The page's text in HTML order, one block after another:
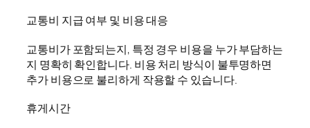
교통비 지급 여부 및 비용 대응
교통비가 포함되는지, 특정 경우 비용을 누가 부담하는
지 명확히 확인합니다. 비용 처리 방식이 불투명하면
추가 비용으로 불리하게 작용할 수 있습니다.
휴게시간